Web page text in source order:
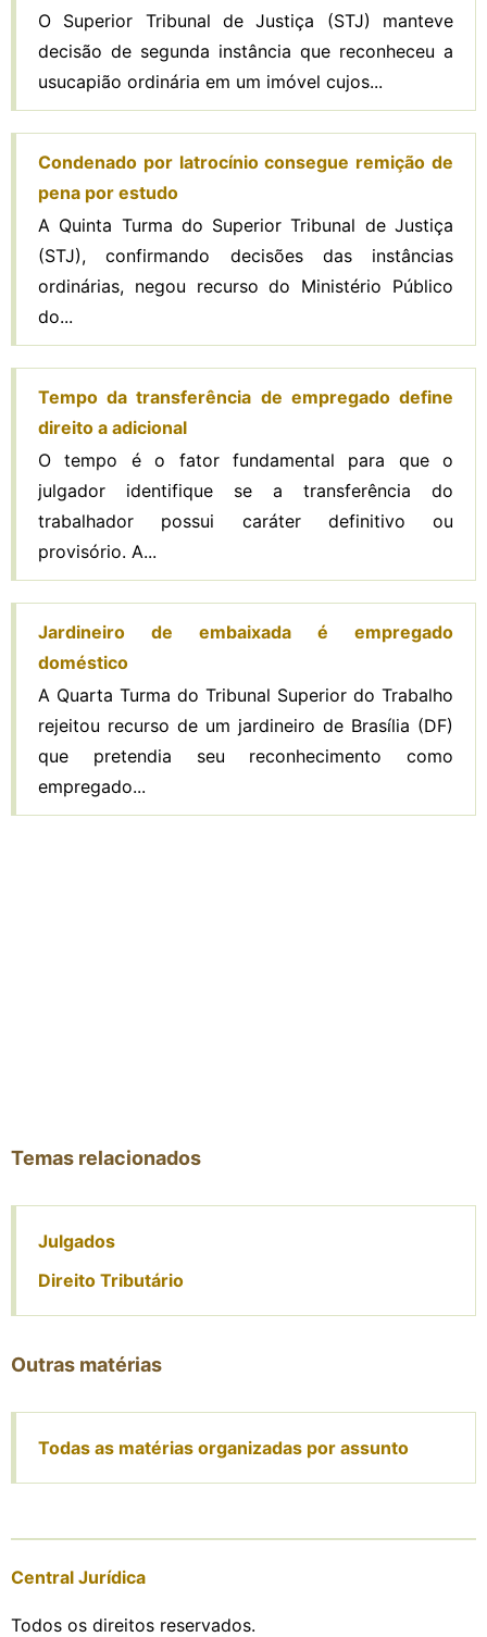
O Superior Tribunal de Justiça (STJ) manteve
decisão de segunda instância que reconheceu a
usucapião ordinária em um imóvel cujos...
Condenado por latrocínio consegue remição de
pena por estudo
A Quinta Turma do Superior Tribunal de Justiça
(STJ), confirmando decisões das instâncias
ordinárias, negou recurso do Ministério Público
do...
Tempo da transferência de empregado define
direito a adicional
O tempo é o fator fundamental para que o
julgador identifique se a transferência do
trabalhador possui caráter definitivo ou
provisório. A...
Jardineiro de embaixada é empregado
doméstico
A Quarta Turma do Tribunal Superior do Trabalho
rejeitou recurso de um jardineiro de Brasília (DF)
que pretendia seu reconhecimento como
empregado...
Temas relacionados
Julgados
Direito Tributário
Outras matérias
Todas as matérias organizadas por assunto
Central Jurídica
Todos os direitos reservados.